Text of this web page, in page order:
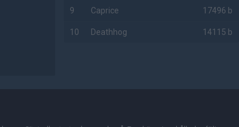
9 Caprice 17496 b
10 Deathhog 14115 b